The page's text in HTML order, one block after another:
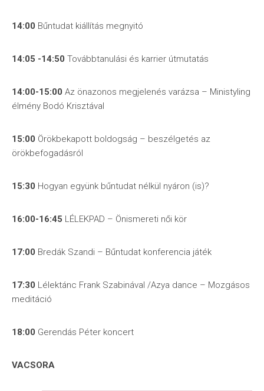
14:00 Bűntudat kiállítás megnyitó
14:05 -14:50 Továbbtanulási és karrier útmutatás
14:00-15:00 Az önazonos megjelenés varázsa – Ministyling
élmény Bodó Krisztával
15:00 Örökbekapott boldogság – beszélgetés az
örökbefogadásról
15:30 Hogyan együnk bűntudat nélkül nyáron (is)?
16:00-16:45 LÉLEKPAD – Önismereti női kör
17:00 Bredák Szandi – Bűntudat konferencia játék
17:30 Lélektánc Frank Szabinával /Azya dance – Mozgásos
meditáció
18:00 Gerendás Péter koncert
VACSORA